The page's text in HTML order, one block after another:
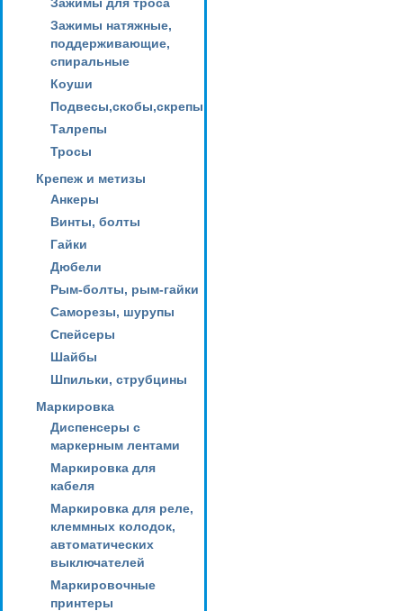
Зажимы натяжные,
поддерживающие,
спиральные
Коуши
Подвесы,скобы,скрепы
Талрепы
Тросы
Крепеж и метизы
Анкеры
Винты, болты
Гайки
Дюбели
Рым-болты, рым-гайки
Саморезы, шурупы
Спейсеры
Шайбы
Шпильки, струбцины
Маркировка
Диспенсеры с
маркерным лентами
Маркировка для
кабеля
Маркировка для реле,
клеммных колодок,
автоматических
выключателей
Маркировочные
принтеры